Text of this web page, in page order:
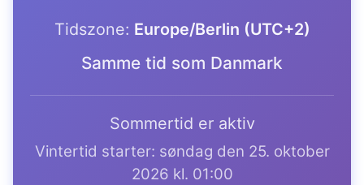
Tidszone: Europe/Berlin (UTC+2)
Samme tid som Danmark
Sommertid er aktiv
Vintertid starter: søndag den 25. oktober
2026 kl. 01:00